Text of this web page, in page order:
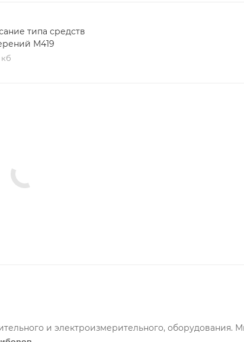
типа средств
М419
кб
и электроизмерительного, оборудования.